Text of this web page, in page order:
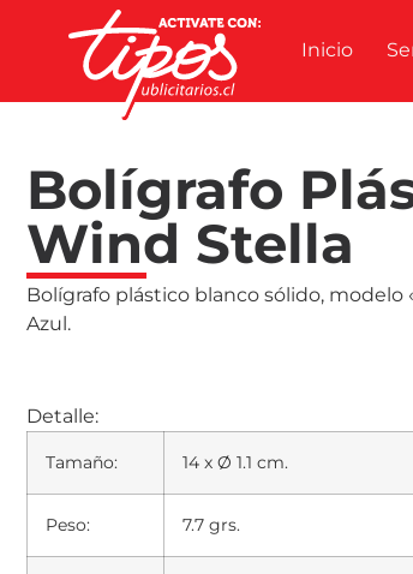
Inicio
Bolígrafo
Wind Stella
Bolígrafo plástico blanco sólido, modelo
Azul.
Detalle:
Tamaño: 14 x Ø 1.1 cm.
Peso: 7.7 grs.